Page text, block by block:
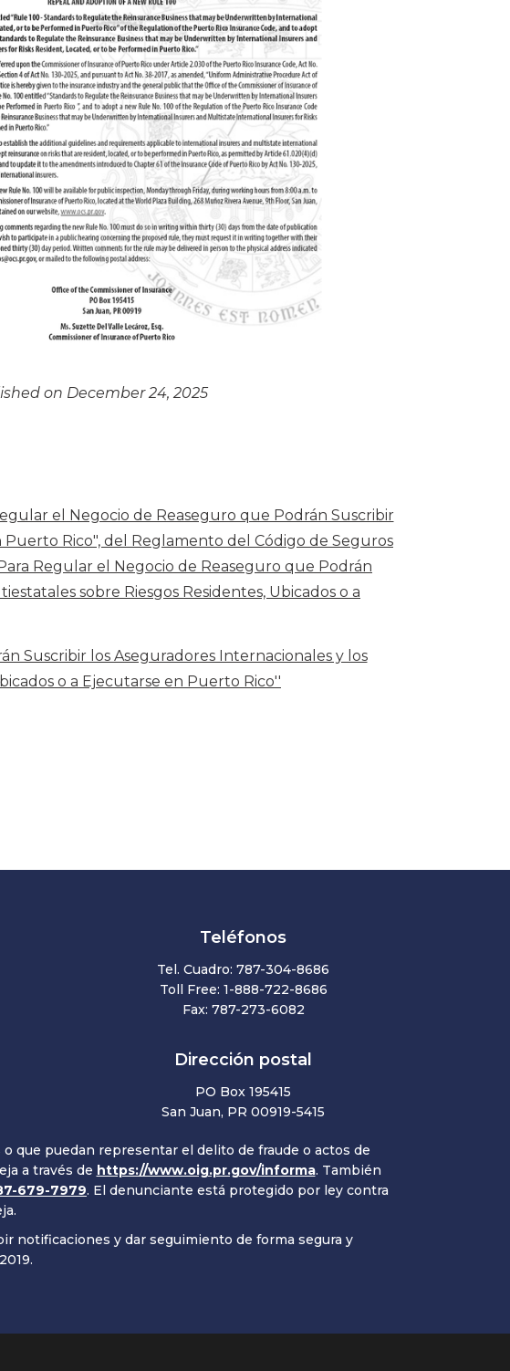
on December 24, 2025
el Negocio de Reaseguro que Podrán Suscribir
Puerto Rico", del Reglamento del Código de Seguros
Regular el Negocio de Reaseguro que Podrán
sobre Riesgos Residentes, Ubicados o a
Suscribir los Aseguradores Internacionales y los
o a Ejecutarse en Puerto Rico''
Teléfonos
Tel. Cuadro: 787-304-8686
Toll Free: 1-888-722-8686
Fax: 787-273-6082
Dirección postal
PO Box 195415
San Juan, PR 00919-5415
que puedan representar el delito de fraude o actos de
a través de https://www.oig.pr.gov/informa. También
679-7979. El denunciante está protegido por ley contra
notificaciones y dar seguimiento de forma segura y